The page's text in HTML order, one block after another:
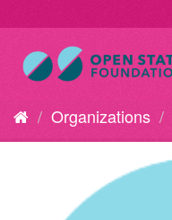
Organizations